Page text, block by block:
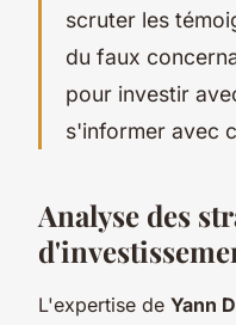
scruter les
du faux
pour investir
s'informer avec
Analyse des
L'expertise de Yann